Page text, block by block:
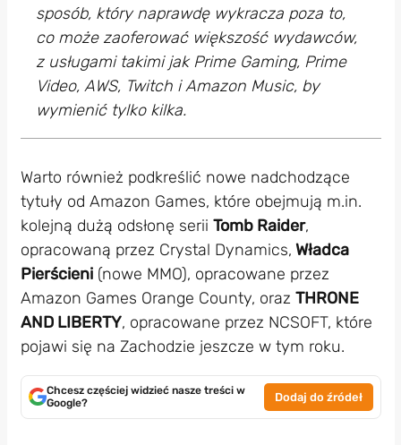
sposób, który naprawdę wykracza poza to,
co może zaoferować większość wydawców,
z usługami takimi jak Prime Gaming, Prime
Video, AWS, Twitch i Amazon Music, by
wymienić tylko kilka.
Warto również podkreślić nowe nadchodzące
tytuły od Amazon Games, które obejmują m.in.
kolejną dużą odsłonę serii Tomb Raider,
opracowaną przez Crystal Dynamics, Władca
Pierścieni(nowe MMO), opracowane przez
Amazon Games Orange County, oraz THRONE
AND LIBERTY, opracowane przez NCSOFT, które
pojawi się na Zachodzie jeszcze w tym roku.
Chcesz częściej widzieć nasze treści w
Google?
Dodaj do źródeł